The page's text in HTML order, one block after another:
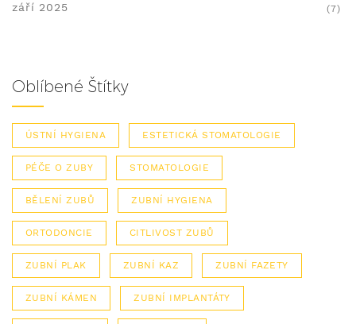
září 2025 (7)
Oblíbené Štítky
ÚSTNÍ HYGIENA ESTETICKÁ STOMATOLOGIE
PÉČE O ZUBY STOMATOLOGIE
BĚLENÍ ZUBŮ ZUBNÍ HYGIENA
ORTODONCIE CITLIVOST ZUBŮ
ZUBNÍ PLAK ZUBNÍ KAZ ZUBNÍ FAZETY
ZUBNÍ KÁMEN ZUBNÍ IMPLANTÁTY